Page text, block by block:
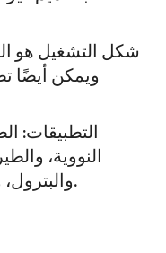
شكل التشغيل هو
ويمكن أيضًا
التطبيقات:
النووية،
والبترول، والصناعات الكيميائية وغيرها.